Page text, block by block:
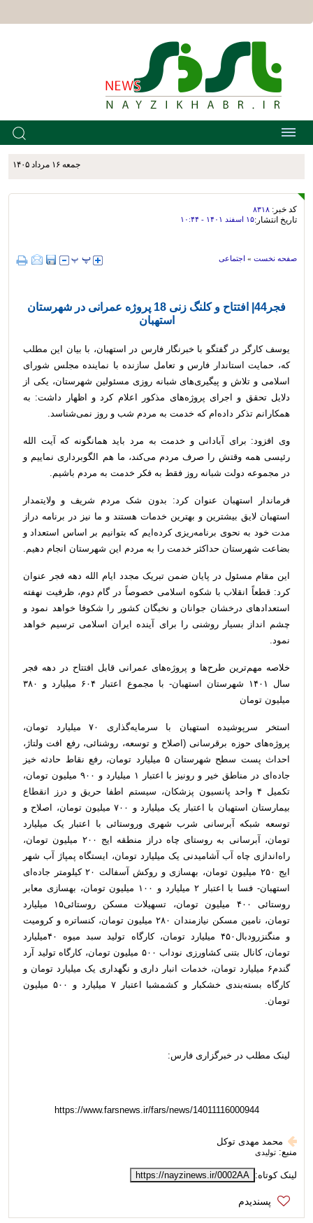
جمعه ۱۶ مرداد ۱۴۰۵
کد خبر: ۸۳۱۸
تاریخ انتشار:۱۵ اسفند ۱۴۰۱ - ۱۰:۴۴
صفحه نخست » اجتماعی
فجر44| افتتاح و کلنگ‌ زنی 18 پروژه عمرانی در شهرستان
استهبان
یوسف کارگر در گفتگو با خبرنگار فارس در استهبان، با بیان این مطلب
که، حمایت استاندار فارس و تعامل سازنده با نماینده مجلس شورای
اسلامی و تلاش و پیگیری‌های شبانه روزی مسئولین شهرستان، یکی از
دلایل تحقق و اجرای پروژه‌های مذکور اعلام کرد و اظهار داشت: به
همکارانم تذکر داده‌ام که خدمت به مردم شب و روز نمی‌شناسد.
وی افزود: برای آبادانی و خدمت به مرد باید همانگونه که آیت الله
رئیسی همه وقتش را صرف مردم می‌کند، ما هم الگو‌برداری نماییم و
در مجموعه دولت شبانه روز فقط به فکر خدمت به مردم باشیم.
فرماندار استهبان عنوان کرد: بدون شک مردم شریف و ولایتمدار
استهبان لایق بیشترین و بهترین خدمات هستند و ما نیز در برنامه دراز
مدت خود به نحوی برنامه‌ریزی کرده‌ایم که بتوانیم بر اساس استعداد و
بضاعت شهرستان حداکثر خدمت را به مردم این شهرستان انجام دهیم.
این مقام مسئول در پایان ضمن تبریک مجدد ایام الله دهه فجر عنوان
کرد: قطعاً انقلاب با شکوه اسلامی خصوصاً در گام دوم، ظرفیت نهفته
استعداد‌های درخشان جوانان و نخبگان کشور را شکوفا خواهد نمود و
چشم انداز بسیار روشنی را برای آینده ایران اسلامی ترسیم خواهد
نمود.
خلاصه مهم‌ترین طرح‌ها و پروژه‌های عمرانی قابل افتتاح در دهه فجر
سال ۱۴۰۱ شهرستان استهبان- با مجموع اعتبار ۶۰۴ میلیارد و ۳۸۰
میلیون تومان
استخر سرپوشیده استهبان با سرمایه‌گذاری ۷۰ میلیارد تومان،
پروژه‌های حوزه برقرسانی (اصلاح و توسعه، روشنائی، رفع افت ولتاژ،
احداث پست سطح شهرستان ۵ میلیارد تومان، رفع نقاط حادثه خیز
جاده‌ای در مناطق خیر و رونیز با اعتبار ۱ میلیارد و ۹۰۰ میلیون تومان،
تکمیل ۴ واحد پانسیون پزشکان، سیستم اطفا حریق و درز انقطاع
بیمارستان استهبان با اعتبار یک میلیارد و ۷۰۰ میلیون تومان، اصلاح و
توسعه شبکه آبرسانی شرب شهری وروستائی با اعتبار یک میلیارد
تومان، آبرسانی به روستای چاه دراز منطقه ایج ۲۰۰ میلیون تومان،
راه‌اندازی چاه آب آشامیدنی یک میلیارد تومان، ‌ایستگاه پمپاژ آب شهر
ایج ۲۵۰ میلیون تومان، بهسازی و روکش آسفالت ۲۰ کیلومتر جاده‌ای
استهبان- فسا با اعتبار ۲ میلیارد و ۱۰۰ میلیون تومان، بهسازی معابر
روستائی ۴۰۰ میلیون تومان، تسهیلات مسکن روستائی۱۵ میلیارد
تومان، نامین مسکن نیازمندان ۲۸۰ میلیون تومان، کنساتره و کرومیت
و منگنزرودبال۴۵۰ میلیارد تومان، کارگاه تولید سبد میوه ۴۰میلیارد
تومان، کانال بتنی کشاورزی نوداب ۵۰۰ میلیون تومان، کارگاه تولید آرد
گندم۶ میلیارد تومان، خدمات انبار داری و نگهداری یک میلیارد تومان و
کارگاه بسته‌بندی خشکبار و کشمشبا اعتبار ۷ میلیارد و ۵۰۰ میلیون
تومان.
لینک مطلب در خبرگزاری فارس:
https://www.farsnews.ir/fars/news/14011116000944
محمد مهدی توکل
منبع: تولیدی
لینک کوتاه: https://nayzinews.ir/0002AA